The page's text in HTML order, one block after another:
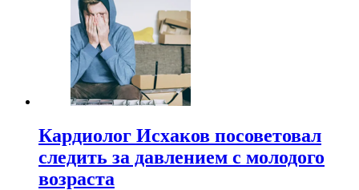
Кардиолог Исхаков посоветовал
следить за давлением с молодого
возраста